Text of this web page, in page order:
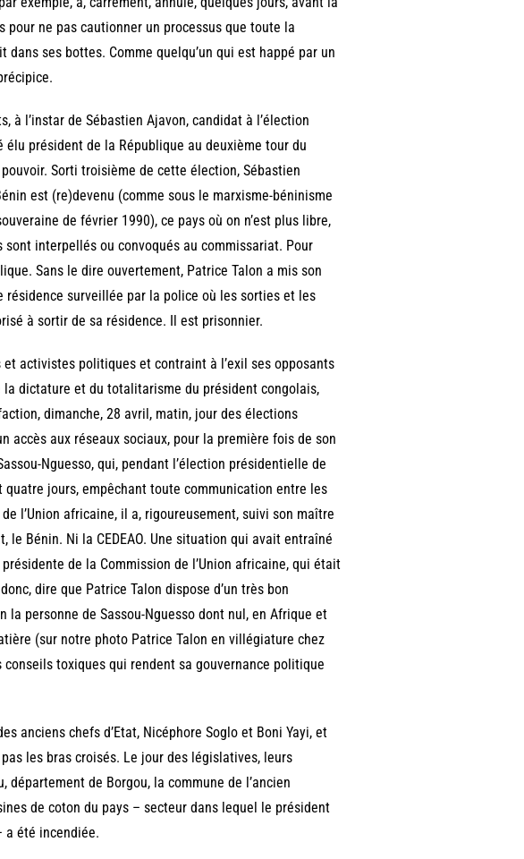
ne pas cautionner un processus que toute la
dans ses bottes. Comme quelqu’un qui est happé par un
à l’instar de Sébastien Ajavon, candidat à l’élection
président de la République au deuxième tour du
Sorti troisième de cette élection, Sébastien
est (re)devenu (comme sous le marxisme-béninisme
de février 1990), ce pays où on n’est plus libre,
interpellés ou convoqués au commissariat. Pour
Sans le dire ouvertement, Patrice Talon a mis son
résidence surveillée par la police où les sorties et les
à sortir de sa résidence. Il est prisonnier.
activistes politiques et contraint à l’exil ses opposants
la dictature et du totalitarisme du président congolais,
dimanche, 28 avril, matin, jour des élections
accès aux réseaux sociaux, pour la première fois de son
Nguesso, qui, pendant l’élection présidentielle de
jours, empêchant toute communication entre les
l’Union africaine, il a, rigoureusement, suivi son maître
le Bénin. Ni la CEDEAO. Une situation qui avait entraîné
de la Commission de l’Union africaine, qui était
dire que Patrice Talon dispose d’un très bon
personne de Sassou-Nguesso dont nul, en Afrique et
(sur notre photo Patrice Talon en villégiature chez
toxiques qui rendent sa gouvernance politique
anciens chefs d’Etat, Nicéphore Soglo et Boni Yayi, et
les bras croisés. Le jour des législatives, leurs
de Borgou, la commune de l’ancien
de coton du pays – secteur dans lequel le président
a été incendiée.